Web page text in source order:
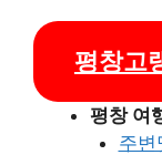
평창고
평창 여
주변